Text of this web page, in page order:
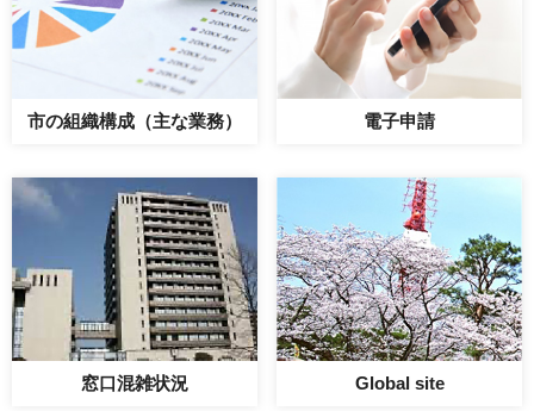
市の組織構成（主な業務） 電子申請
窓口混雑状況 Global site